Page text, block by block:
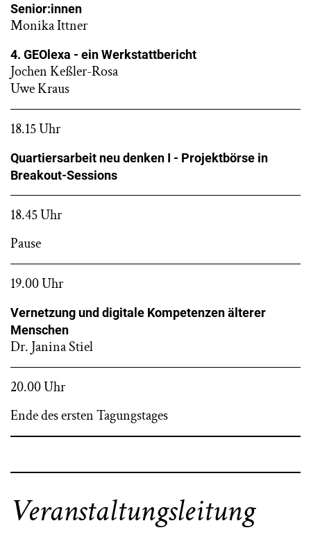
Senior:innen
Monika Ittner
4. GEOlexa - ein Werkstattbericht
Jochen Keßler-Rosa
Uwe Kraus
18.15 Uhr
Quartiersarbeit neu denken I - Projektbörse in
Breakout-Sessions
18.45 Uhr
Pause
19.00 Uhr
Vernetzung und digitale Kompetenzen älterer
Menschen
Dr. Janina Stiel
20.00 Uhr
Ende des ersten Tagungstages
Veranstaltungsleitung